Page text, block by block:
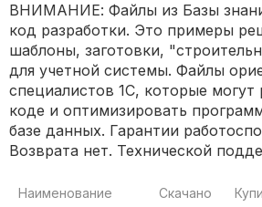
ВНИМАНИЕ: Файлы из Базы
код разработки. Это примеры
шаблоны, заготовки,
для учетной системы. Файлы
специалистов 1С, которые могут
коде и оптимизировать
базе данных. Гарантии
Возврата нет. Технической
Наименование Скачано